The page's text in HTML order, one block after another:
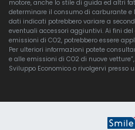
motore, anche lo stile di guida ed altri
determinare il consumo di carburante e
dati indicati potrebbero variare a
eventuali accessori aggiuntivi. Ai fini
emissioni di CO2, potrebbero essere
Per ulteriori informazioni potete
e alle emissioni di CO2 di nuove
Sviluppo Economico o rivolgervi presso